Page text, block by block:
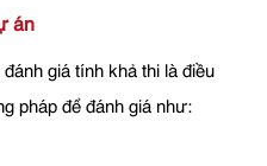
án
giá tính khả thi là điều
pháp để đánh giá như: